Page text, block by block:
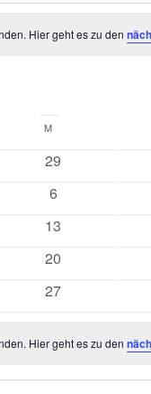
Hier geht es zu den
MMITTWOCH
0
Veranstaltungen
29
0
6
0
Veranstaltungen
13
0
Veranstaltungen
20
0
Veranstaltungen
27
Hier geht es zu den